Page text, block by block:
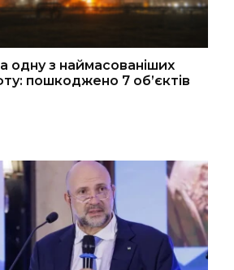
одну з наймасованіших
пошкоджено 7 об’єктів